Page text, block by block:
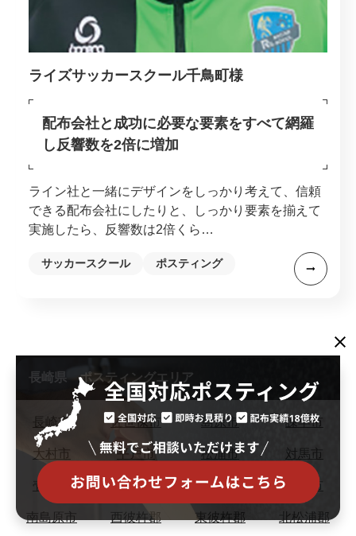
ライズサッカースクール千鳥町様
配布会社と成功に必要な要素をすべて網羅
し反響数を2倍に増加
ライン社と一緒にデザインをしっかり考えて、信頼
できる配布会社にしたりと、しっかり要素を揃えて
実施したら、反響数は2倍くら…
サッカースクール ポスティング
長崎県 ポスティングエリア
長崎市 佐世保市 島原市 諫早市
大村市 平戸市 松浦市 対馬市
壱岐市 五島市 西海市 雲仙市
南島原市 西彼杵郡 東彼杵郡 北松浦郡